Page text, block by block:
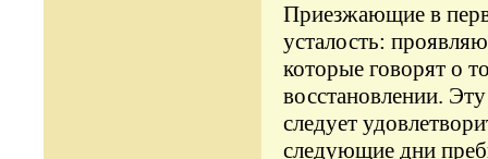
Приезжающие в
усталость:
которые говорят о
восстановлении.
следует
следующие дни